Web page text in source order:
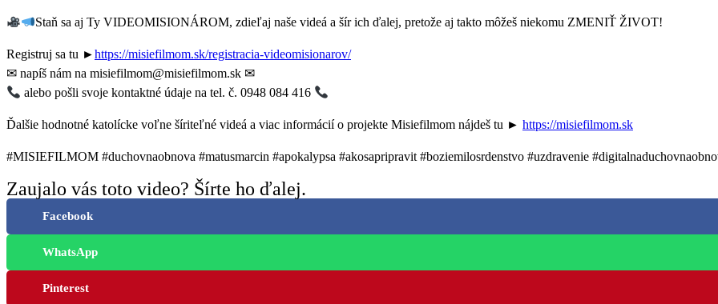
Staň sa aj Ty VIDEOMISIONÁROM, zdieľaj naše videá a šír ich ďalej, pretože aj takto môžeš niekomu ZMENIŤ ŽIVOT!
Registruj sa tu ►https://misiefilmom.sk/registracia-videomisionarov/
✉ napíš nám na misiefilmom@misiefilmom.sk ✉
alebo pošli svoje kontaktné údaje na tel. č. 0948 084 416
Ďalšie hodnotné katolícke voľne šíriteľné videá a viac informácií o projekte Misiefilmom nájdeš tu ► https://misiefilmom.sk
#MISIEFILMOM #duchovnaobnova #matusmarcin #apokalypsa #akosapripravit #boziemilosrdenstvo #uzdravenie
Zaujalo vás toto video? Šírte ho ďalej.
Facebook
WhatsApp
Pinterest